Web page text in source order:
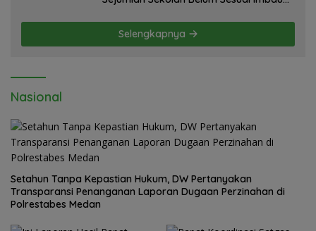
Selengkapnya
Nasional
Setahun Tanpa Kepastian Hukum, DW Pertanyakan
Transparansi Penanganan Laporan Dugaan Perzinahan di
Polrestabes Medan